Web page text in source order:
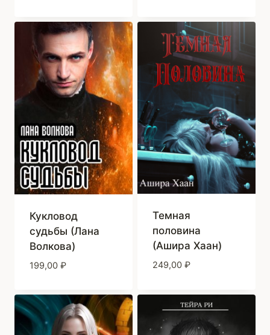
Кукловод
судьбы (Лана
Волкова)
199,00 ₽
Темная
половина
(Ашира Хаан)
249,00 ₽